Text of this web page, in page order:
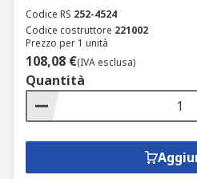
Codice RS 252-4524
Codice costruttore 221002
Prezzo per 1 unità
108,08 €(IVA esclusa)
Quantità